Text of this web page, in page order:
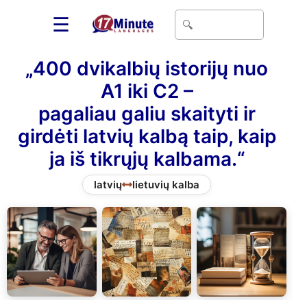
☰
„400 dvikalbių istorijų nuo
A1 iki C2 –
pagaliau galiu skaityti ir
girdėti latvių kalbą taip, kaip
ja iš tikrųjų kalbama.“
latvių lietuvių kalba